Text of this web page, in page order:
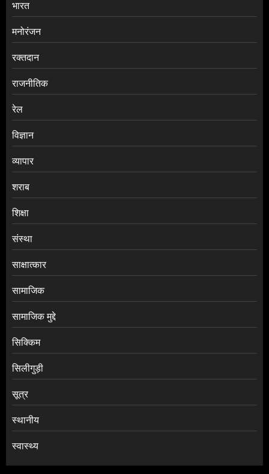
भारत
मनोरंजन
रक्तदान
राजनीतिक
रेल
विज्ञान
व्यापार
शराब
शिक्षा
संस्था
साक्षात्कार
सामाजिक
सामाजिक मुद्दे
सिक्किम
सिलीगुड़ी
सूत्र
स्थानीय
स्वास्थ्य